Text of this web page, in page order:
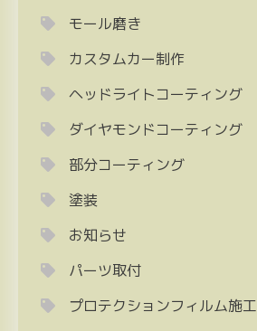
モール磨き
カスタムカー制作
ヘッドライトコーティング
ダイヤモンドコーティング
部分コーティング
塗装
お知らせ
パーツ取付
プロテクションフィルム施工